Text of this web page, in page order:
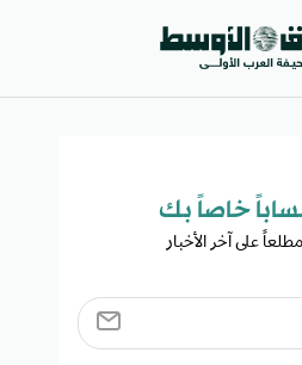
خاصاً بك​
على آخر الأخبار